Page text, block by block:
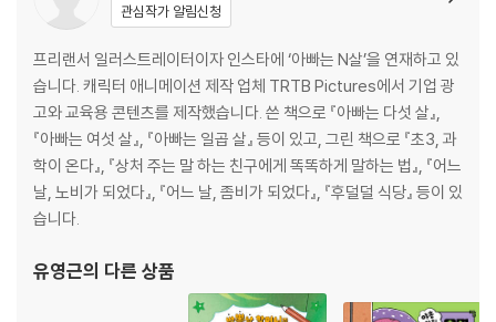
관심작가 알림신청
프리랜서 일러스트레이터이자 인스타에 ‘아빠는 N살’을 연재하고 있
습니다. 캐릭터 애니메이션 제작 업체 TRTB Pictures에서 기업 광
고와 교육용 콘텐츠를 제작했습니다. 쓴 책으로 『아빠는 다섯 살』,
『아빠는 여섯 살』, 『아빠는 일곱 살』 등이 있고, 그린 책으로 『초3, 과
학이 온다』, 『상처 주는 말 하는 친구에게 똑똑하게 말하는 법』, 『어느
날, 노비가 되었다』, 『어느 날, 좀비가 되었다』, 『후덜덜 식당』 등이 있
습니다.
유영근의 다른 상품